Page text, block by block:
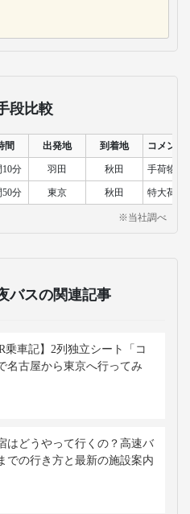
段比較
間 出発地 到着地 コメント
分 羽田 秋田 手荷物検
分 東京 秋田 特大荷物
※当社調べ
バスの関連記事
乗車記】2列独立シート「コ
名古屋から東京へ行ってみ
はどうやって行くの？高速バ
での行き方と最新の施設案内